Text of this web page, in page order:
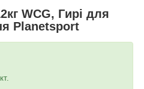
WCG, Гирі для
Planetsport